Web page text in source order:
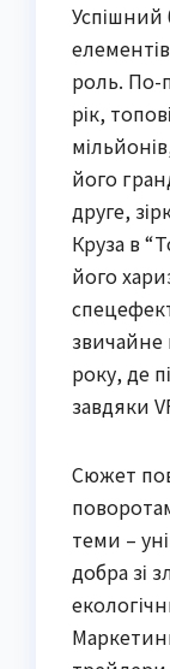
Успішний
роль. По-
рік,
його
друге,
Круза в
його
звичайне
року, де
завдяки
Сюжет
теми –
добра зі